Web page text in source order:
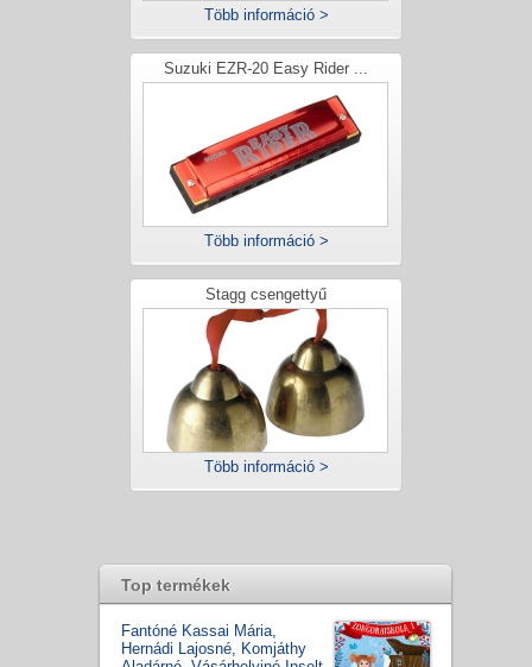
Több információ >
Suzuki EZR-20 Easy Rider ...
Több információ >
Stagg csengettyű
Több információ >
Top termékek
Fantóné Kassai Mária,
Hernádi Lajosné, Komjáthy